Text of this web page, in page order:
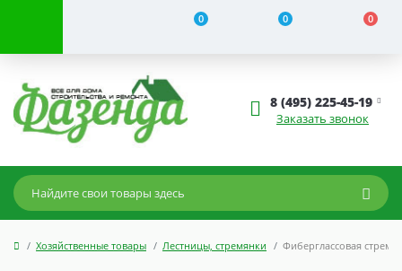
0 0 0
8 (495) 225-45-19
Заказать звонок
Хозяйственные товары Лестницы, стремянки Фиберглассовая